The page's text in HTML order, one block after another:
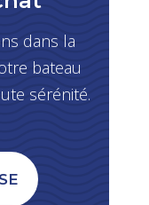
dans la
bateau
sérénité.